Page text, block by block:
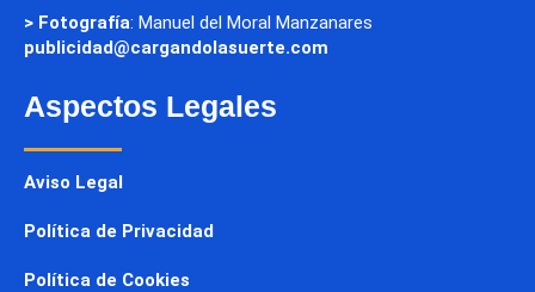
> Fotografía: Manuel del Moral Manzanares
publicidad@cargandolasuerte.com
Aspectos Legales
Aviso Legal
Política de Privacidad
Política de Cookies